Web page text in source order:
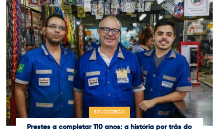
STUDIOBOX
Prestes a completar 110 anos: a história por trás do